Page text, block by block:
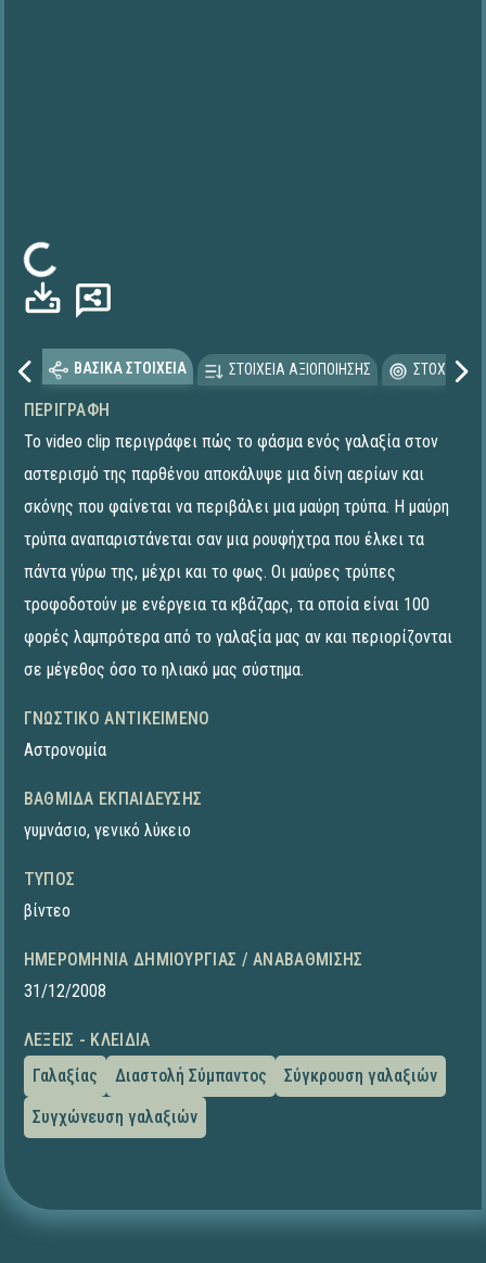
Φόρτωση...
ΒΑΣΙΚΑ ΣΤΟΙΧΕΙΑ ΣΤΟΙΧΕΙΑ ΑΞΙΟΠΟΙΗΣΗΣ
ΠΕΡΙΓΡΑΦΉ
Το video clip περιγράφει πώς το φάσμα ενός γαλαξία στον
αστερισμό της παρθένου αποκάλυψε μια δίνη αερίων και
σκόνης που φαίνεται να περιβάλει μια μαύρη τρύπα. Η μαύρη
τρύπα αναπαριστάνεται σαν μια ρουφήχτρα που έλκει τα
πάντα γύρω της, μέχρι και το φως. Οι μαύρες τρύπες
τροφοδοτούν με ενέργεια τα κβάζαρς, τα οποία είναι 100
φορές λαμπρότερα από το γαλαξία μας αν και περιορίζονται
σε μέγεθος όσο το ηλιακό μας σύστημα.
ΓΝΩΣΤΙΚΌ ΑΝΤΙΚΕΊΜΕΝΟ
Αστρονομία
ΒΑΘΜΊΔΑ ΕΚΠΑΊΔΕΥΣΗΣ
γυμνάσιο, γενικό λύκειο
ΤΎΠΟΣ
βίντεο
ΗΜΕΡΟΜΗΝΊΑ ΔΗΜΙΟΥΡΓΊΑΣ / ΑΝΑΒΆΘΜΙΣΗΣ
31/12/2008
ΛΈΞΕΙΣ - ΚΛΕΙΔΙΆ
Γαλαξίας
Διαστολή Σύμπαντος
Σύγκρουση γαλαξιών
Συγχώνευση γαλαξιών